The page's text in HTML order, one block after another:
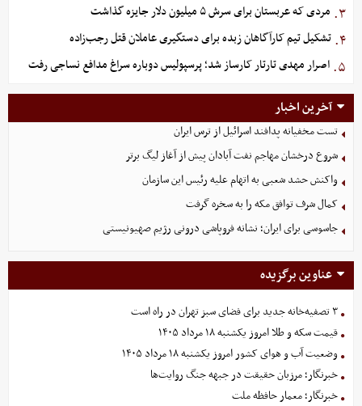
۳. مردی که عربستان برای سرش ۵ میلیون دلار جایزه گذاشت
۴. تشکیل تیم کارآگاهان زبده برای دستگیری عاملان قتل رجب‌زاده
۵. اصرار مهدی تارتار کارساز شد؛ پرسپولیس دوباره سراغ مدافع نساجی رفت
آخرین اخبار
تست مخفیانه پدافند اسرائیل از ترس ایران
شروع درخشان مهاجم نفت آبادان پیش از آغاز لیگ برتر
واکنش حشد شعبی به اتهام‌ علیه رئیس این سازمان
کمال شرف توافق مکه را به سخره گرفت
جاسوسی برای ایران؛ نشانه فروپاشی درونی رژیم صهیونیستی
عناوین برگزیده
۳ تصفیه‌خانه جدید برای فضای سبز تهران در راه است
قیمت سکه و طلا امروز یکشنبه ۱۸ مرداد ۱۴۰۵
وضعیت آب و هوای کشور امروز یکشنبه ۱۸ مرداد ۱۴۰۵
خبرنگار؛ مرزبان حقیقت در جبهه جنگ روایت‌ها
خبرنگار؛ معمار حافظه ملت